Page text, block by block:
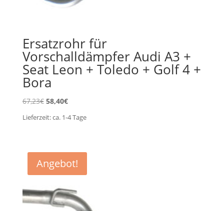
Ersatzrohr für
Vorschalldämpfer Audi A3 +
Seat Leon + Toledo + Golf 4 +
Bora
67,23€ Ursprünglicher
58,40€Aktueller
Lieferzeit:ca. 1-4Tage
Angebot!